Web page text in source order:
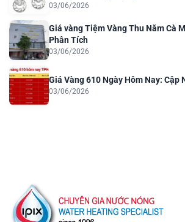
03/06/2026
Giá vàng Tiệm Vàng Thu Năm Cà
Phân Tích
03/06/2026
Giá Vàng 610 Ngày Hôm Nay: Cập
03/06/2026